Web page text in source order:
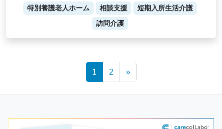
特別養護老人ホーム
相談支援
短期入所生活介護
訪問介護
1 2 »